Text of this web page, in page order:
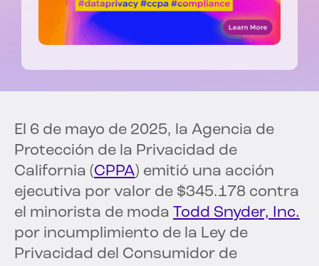
El 6 de mayo de 2025, la Agencia de
Protección de la Privacidad de
California (CPPA) emitió una acción
ejecutiva por valor de $345.178 contra
el minorista de moda Todd Snyder, Inc.
por incumplimiento de la Ley de
Privacidad del Consumidor de